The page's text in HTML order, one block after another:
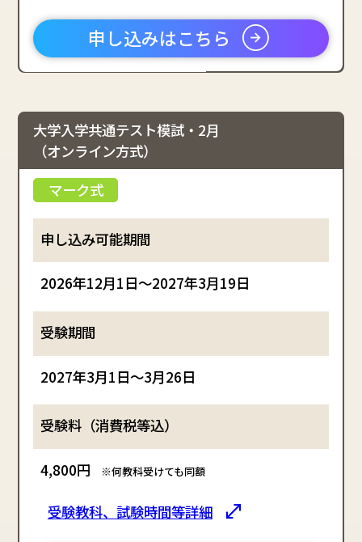
申し込みはこちら
大学入学共通テスト模試・2月
（オンライン方式）
2026年12月1日～2027年3月19日
2027年3月1日～3月26日
4,800円 ※何教科受けても同額
受験教科、試験時間等詳細